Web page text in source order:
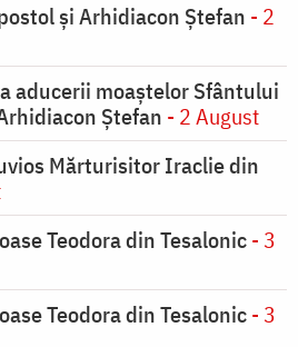
și Arhidiacon Ștefan - 2
aducerii moaştelor Sfântului
Ştefan - 2 August
Mărturisitor Iraclie din
Teodora din Tesalonic- 3
Teodora din Tesalonic- 3